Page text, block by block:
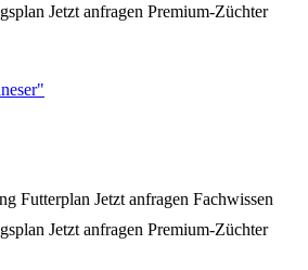
Jetzt anfragen Premium-Züchter
Futterplan Jetzt anfragen Fachwissen
Jetzt anfragen Premium-Züchter